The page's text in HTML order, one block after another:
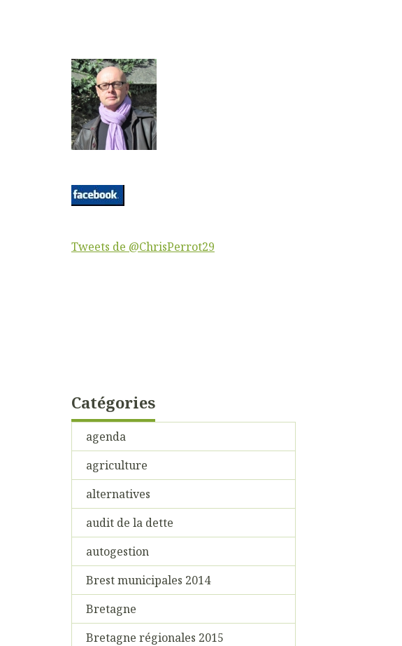
Tweets de @ChrisPerrot29
Catégories
agenda
agriculture
alternatives
audit de la dette
autogestion
Brest municipales 2014
Bretagne
Bretagne régionales 2015